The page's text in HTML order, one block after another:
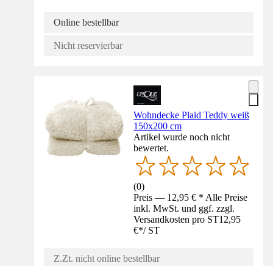
Online bestellbar
Nicht reservierbar
Wohndecke Plaid Teddy weiß
150x200 cm
Artikel wurde noch nicht
bewertet.
(0)
Preis — 12,95 € * Alle Preise
inkl. MwSt. und ggf. zzgl.
Versandkosten pro ST12,95
€*/ ST
Z.Zt. nicht online bestellbar